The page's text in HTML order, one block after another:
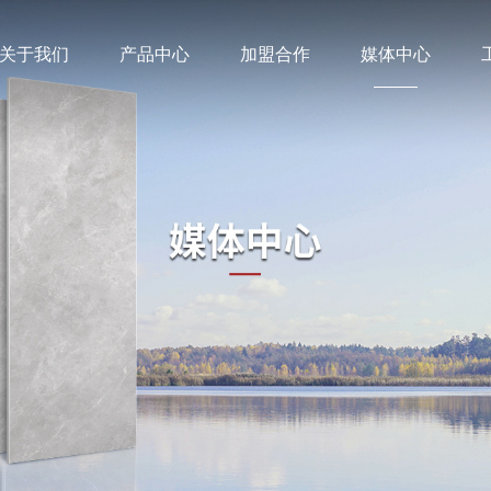
关于我们 产品中心 加盟合作 媒体中心